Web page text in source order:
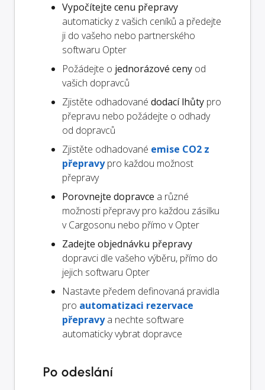
Vypočítejte cenu přepravy
automaticky z vašich ceníků a předejte
ji do vašeho nebo partnerského
softwaru Opter
Požádejte o jednorázové ceny od
vašich dopravců
Zjistěte odhadované dodací lhůty pro
přepravu nebo požádejte o odhady
od dopravců
Zjistěte odhadované emise CO2 z
přepravypro každou možnost
přepravy
Porovnejte dopravce a různé
možnosti přepravy pro každou zásilku
v Cargosonu nebo přímo v Opter
Zadejte objednávku přepravy
dopravci dle vašeho výběru, přímo do
jejich softwaru Opter
Nastavte předem definovaná pravidla
pro automatizaci rezervace
přepravya nechte software
automaticky vybrat dopravce
Po odeslání